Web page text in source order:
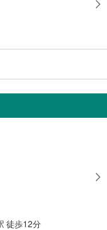
徒歩12分